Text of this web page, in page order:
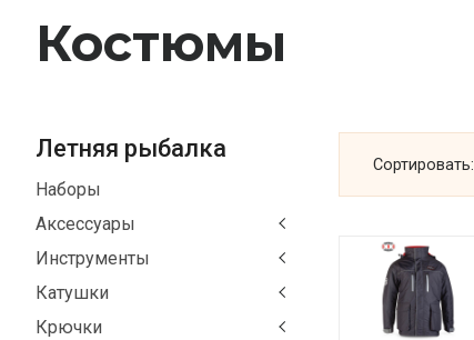
Костюмы
Летняя рыбалка
Наборы
Аксессуары
Инструменты
Катушки
Крючки
Сортировать: